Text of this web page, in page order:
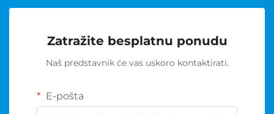
Zatražite besplatnu ponudu
Naš predstavnik će vas uskoro kontaktirati.
E-pošta